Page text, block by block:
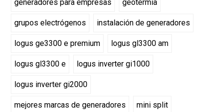
generadores para empresas geotermia
grupos electrógenos instalación de generadores
logus ge3300 e premium logus gl3300 am
logus gl3300 e logus inverter gi1000
logus inverter gi2000
mejores marcas de generadores mini split